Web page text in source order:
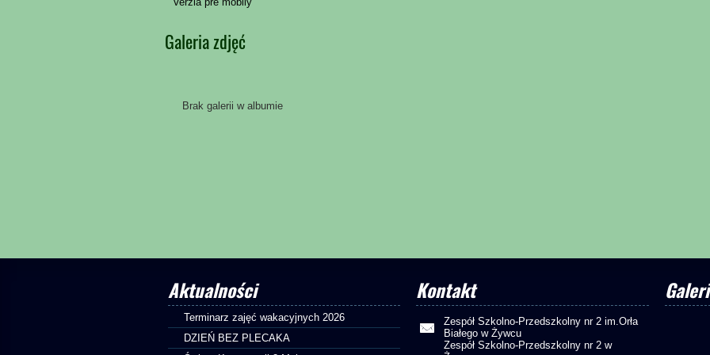
Galeria zdjęć
Brak galerii w albumie
Aktualności
Terminarz zajęć wakacyjnych 2026
DZIEŃ BEZ PLECAKA
Kontakt
Zespół Szkolno-Przedszkolny nr 2 im.Orła
Białego w Żywcu
Zespół Szkolno-Przedszkolny nr 2 w